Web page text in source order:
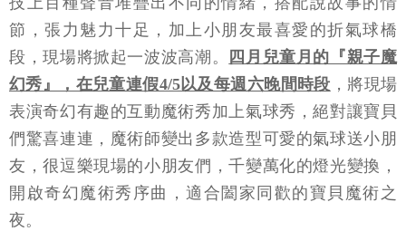
節，張力魅力十足，加上小朋友最喜愛的折氣球橋
段，現場將掀起一波波高潮。
四月兒童月的『親子魔
幻秀』，在兒童連假4/5以及每週六晚間時段 ，將現場
表演奇幻有趣的互動魔術秀加上氣球秀，絕對讓寶貝
們驚喜連連，魔術師變出多款造型可愛的氣球送小朋
友，很逗樂現場的小朋友們，千變萬化的燈光變換，
開啟奇幻魔術秀序曲，適合闔家同歡的寶貝魔術之
夜。